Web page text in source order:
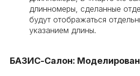
длинномеры, сделанные
будут отображаться
указанием длины.
БАЗИС-Салон: